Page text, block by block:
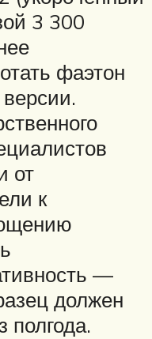
3 300
фаэтон
от
к
—
должен
полгода.